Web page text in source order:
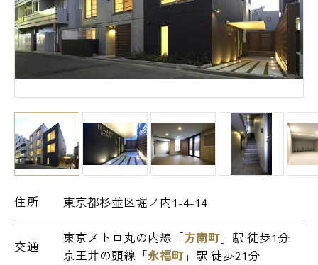
住所 東京都杉並区堀ノ内1-4-14
交通
東京メトロ丸の内線「方南町 」駅 徒歩1分
京王井の頭線「永福町 」駅 徒歩21分